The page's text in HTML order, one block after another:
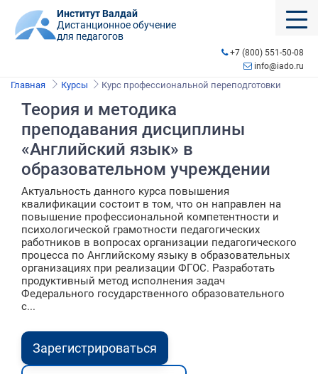
Институт Валдай
Дистанционное обучение
для педагогов
+7 (800) 551-50-08
info@iado.ru
Главная Курсы Курс профессиональной переподготовки
Теория и методика
преподавания дисциплины
«Английский язык» в
образовательном учреждении
Актуальность данного курса повышения
квалификации состоит в том, что он направлен на
повышение профессиональной компетентности и
психологической грамотности педагогических
работников в вопросах организации педагогического
процесса по Английскому языку в образовательных
организациях при реализации ФГОС. Разработать
продуктивный метод исполнения задач
Федерального государственного образовательного
с...
Зарегистрироваться